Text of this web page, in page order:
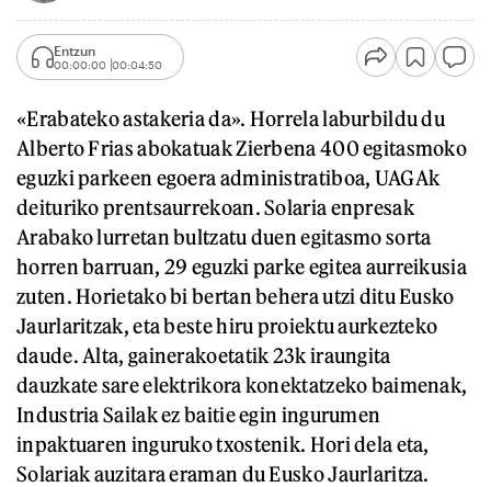
Entzun
00:00:00 00:04:50
«Erabateko astakeria da». Horrela laburbildu du
Alberto Frias abokatuak Zierbena 400 egitasmoko
eguzki parkeen egoera administratiboa, UAGAk
deituriko prentsaurrekoan. Solaria enpresak
Arabako lurretan bultzatu duen egitasmo sorta
horren barruan, 29 eguzki parke egitea aurreikusia
zuten. Horietako bi bertan behera utzi ditu Eusko
Jaurlaritzak, eta beste hiru proiektu aurkezteko
daude. Alta, gainerakoetatik 23k iraungita
dauzkate sare elektrikora konektatzeko baimenak,
Industria Sailak ez baitie egin ingurumen
inpaktuaren inguruko txostenik. Hori dela eta,
Solariak auzitara eraman du Eusko Jaurlaritza.